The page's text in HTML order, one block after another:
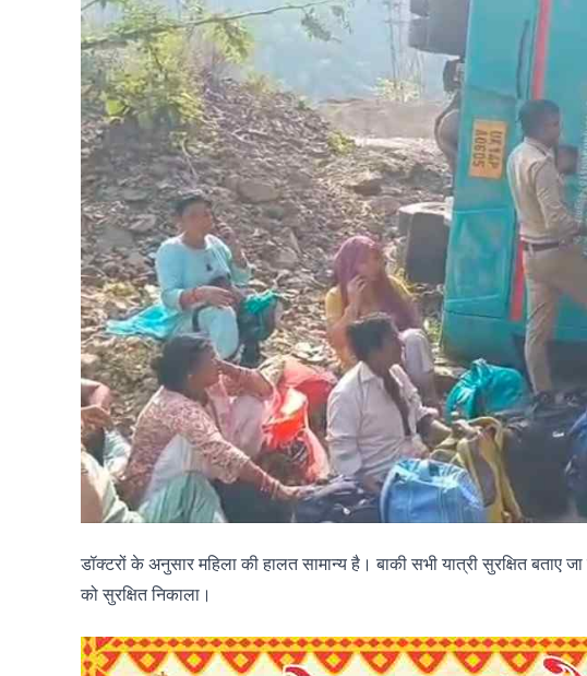
डॉक्टरों के अनुसार महिला की हालत सामान्य है। बाकी सभी यात्री सुरक्षित
को सुरक्षित निकाला।